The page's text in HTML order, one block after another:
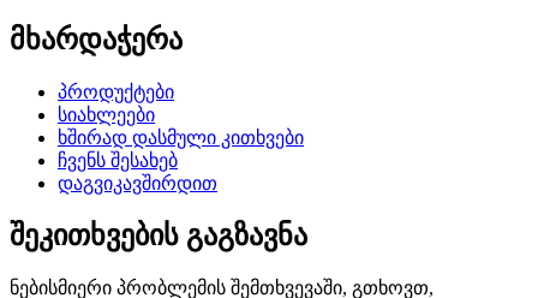
მხარდაჭერა
პროდუქტები
სიახლეები
ხშირად დასმული კითხვები
ჩვენს შესახებ
დაგვიკავშირდით
შეკითხვების გაგზავნა
ნებისმიერი პრობლემის შემთხვევაში, გთხოვთ,